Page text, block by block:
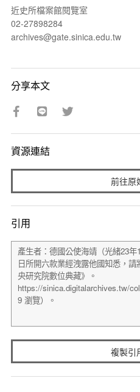
近史所檔案館閱覽室
02-27898284
archives@gate.sinica.edu.tw
分享本文
資源連結
前往原
引用
複製引